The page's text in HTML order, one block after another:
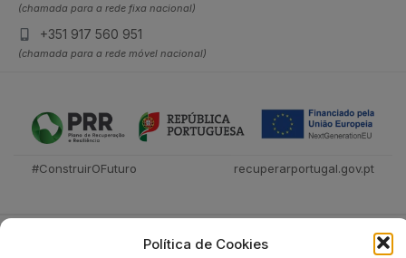
Política de Cookies
(chamada para a rede fixa nacional)
+351 917 560 951
(chamada para a rede móvel nacional)
#ConstruirOFuturo recuperarportugal.gov.pt